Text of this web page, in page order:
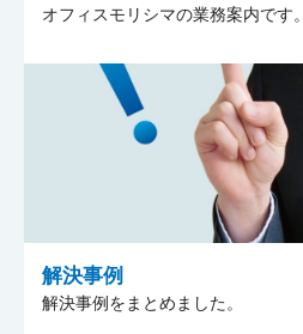
オフィスモリシマの業務案内です。
解決事例
解決事例をまとめました。